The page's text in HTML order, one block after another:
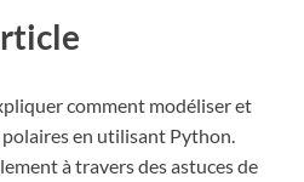
comment modéliser et
en utilisant Python.
à travers des astuces de